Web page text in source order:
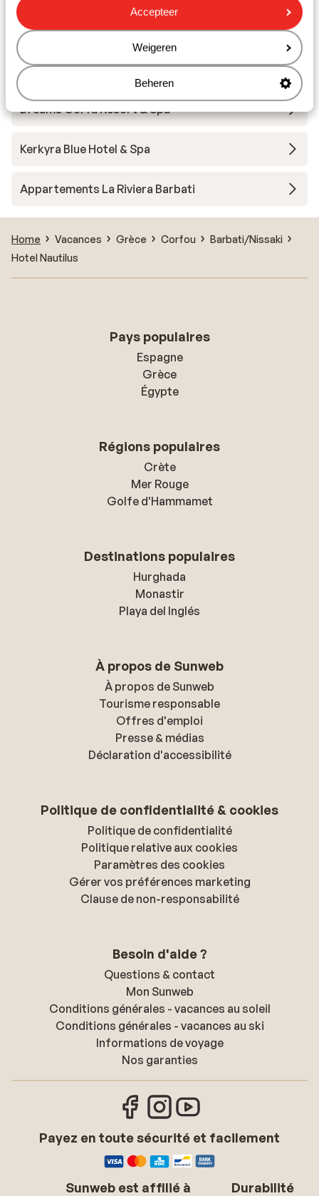
Accepteer
Weigeren
Beheren
Appart'hôtel Acharavi Beach
Angsana Corfu
Dreams Corfu Resort & Spa
Kerkyra Blue Hotel & Spa
Appartements La Riviera Barbati
Home Vacances Grèce Corfou
Barbati/Nissaki
Hotel Nautilus
Pays populaires
Espagne
Grèce
Égypte
Régions populaires
Crète
Mer Rouge
Golfe d'Hammamet
Destinations populaires
Hurghada
Monastir
Playa del Inglés
À propos de Sunweb
À propos de Sunweb
Tourisme responsable
Offres d'emploi
Presse & médias
Déclaration d'accessibilité
Politique de confidentialité & cookies
Politique de confidentialité
Politique relative aux cookies
Paramètres des cookies
Gérer vos préférences marketing
Clause de non-responsabilité
Besoin d'aide ?
Questions & contact
Mon Sunweb
Conditions générales - vacances au soleil
Conditions générales - vacances au ski
Informations de voyage
Nos garanties
Payez en toute sécurité et facilement
Sunweb est affilié à Durabilité